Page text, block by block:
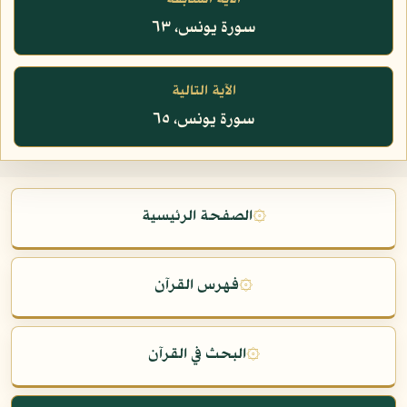
سورة يونس، ٦٣
الآية التالية
سورة يونس، ٦٥
۞الصفحة الرئيسية
۞فهرس القرآن
۞البحث في القرآن